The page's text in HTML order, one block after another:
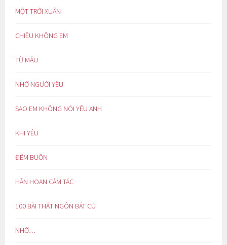
MỘT TRỜI XUÂN
CHIỀU KHÔNG EM
TỪ MẪU
NHỚ NGƯỜI YÊU
SAO EM KHÔNG NÓI YÊU ANH
KHI YÊU
ĐÊM BUỒN
HÂN HOAN CẢM TÁC
100 BÀI THẤT NGÔN BÁT CÚ
NHỚ…